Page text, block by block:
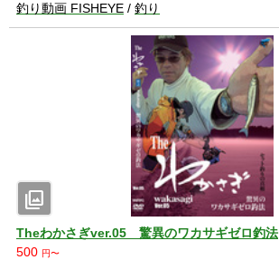
釣り動画 FISHEYE / 釣り
photo_library
Theわかさぎver.05 驚異のワカサギゼロ釣法
500 円〜